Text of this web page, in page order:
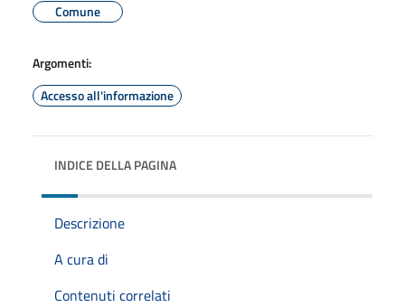
Comune
Argomenti:
Accesso all'informazione
INDICE DELLA PAGINA
Descrizione
A cura di
Contenuti correlati